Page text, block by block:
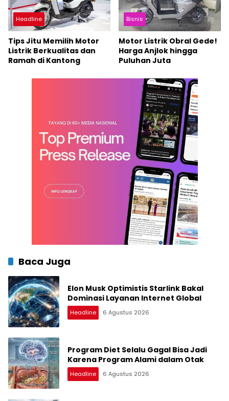
Headline
Tips Jitu Memilih Motor
Listrik Berkualitas dan
Ramah di Kantong
Bisnis
Motor Listrik Obral Gede!
Harga Anjlok hingga
Puluhan Juta
Baca Juga
Elon Musk Optimistis Starlink Bakal
Dominasi Layanan Internet Global
Headline 6 Agustus 2026
Program Diet Selalu Gagal Bisa Jadi
Karena Program Alami dalam Otak
Headline 6 Agustus 2026